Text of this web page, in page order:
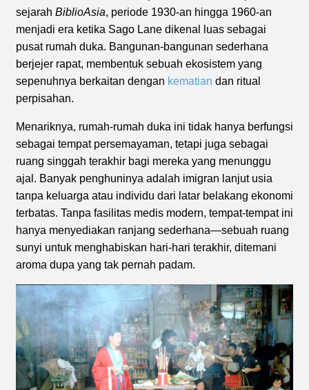
sejarah BiblioAsia, periode 1930-an hingga 1960-an
menjadi era ketika Sago Lane dikenal luas sebagai
pusat rumah duka. Bangunan-bangunan sederhana
berjejer rapat, membentuk sebuah ekosistem yang
sepenuhnya berkaitan dengan kematian dan ritual
perpisahan.
Menariknya, rumah-rumah duka ini tidak hanya berfungsi
sebagai tempat persemayaman, tetapi juga sebagai
ruang singgah terakhir bagi mereka yang menunggu
ajal. Banyak penghuninya adalah imigran lanjut usia
tanpa keluarga atau individu dari latar belakang ekonomi
terbatas. Tanpa fasilitas medis modern, tempat-tempat ini
hanya menyediakan ranjang sederhana—sebuah ruang
sunyi untuk menghabiskan hari-hari terakhir, ditemani
aroma dupa yang tak pernah padam.